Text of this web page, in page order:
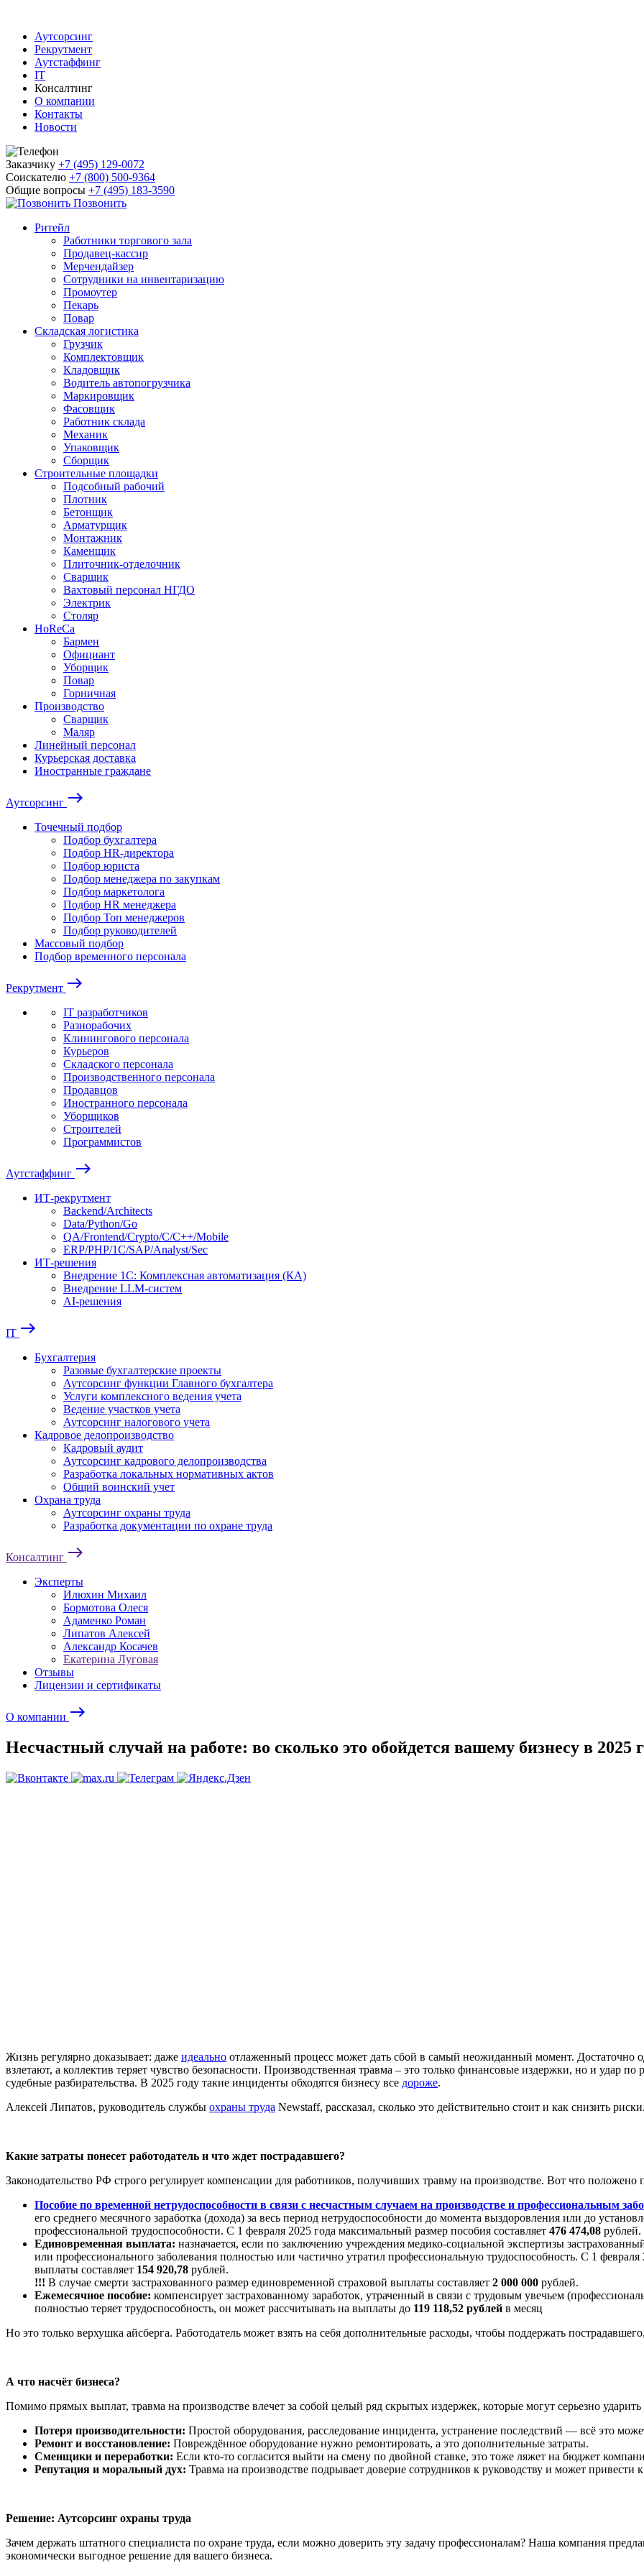
Аутсорсинг
Рекрутмент
Аутстаффинг
IT
Консалтинг
О компании
Контакты
Новости
Заказчику +7 (495) 129-0072
Соискателю +7 (800) 500-9364
Общие вопросы +7 (495) 183-3590
Позвонить
Ритейл
Работники торгового зала
Продавец-кассир
Мерчендайзер
Сотрудники на инвентаризацию
Промоутер
Пекарь
Повар
Складская логистика
Грузчик
Комплектовщик
Кладовщик
Водитель автопогрузчика
Маркировщик
Фасовщик
Работник склада
Механик
Упаковщик
Сборщик
Строительные площадки
Подсобный рабочий
Плотник
Бетонщик
Арматурщик
Монтажник
Каменщик
Плиточник-отделочник
Сварщик
Вахтовый персонал НГДО
Электрик
Столяр
HoReCa
Бармен
Официант
Уборщик
Повар
Горничная
Производство
Сварщик
Маляр
Линейный персонал
Курьерская доставка
Иностранные граждане
Аутсорсинг east
Точечный подбор
Подбор бухгалтера
Подбор HR-директора
Подбор юриста
Подбор менеджера по закупкам
Подбор маркетолога
Подбор HR менеджера
Подбор Топ менеджеров
Подбор руководителей
Массовый подбор
Подбор временного персонала
Рекрутмент east
IT разработчиков
Разнорабочих
Клинингового персонала
Курьеров
Складского персонала
Производственного персонала
Продавцов
Иностранного персонала
Уборщиков
Строителей
Программистов
Аутстаффинг east
ИТ-рекрутмент
Backend/Architects
Data/Python/Go
QA/Frontend/Crypto/C/C++/Mobile
ERP/PHP/1C/SAP/Analyst/Sec
ИТ-решения
Внедрение 1С: Комплексная автоматизация (КА)
Внедрение LLM-систем
AI-решения
IT east
Бухгалтерия
Разовые бухгалтерские проекты
Аутсорсинг функции Главного бухгалтера
Услуги комплексного ведения учета
Ведение участков учета
Аутсорсинг налогового учета
Кадровое делопроизводство
Кадровый аудит
Аутсорсинг кадрового делопроизводства
Разработка локальных нормативных актов
Общий воинский учет
Охрана труда
Аутсорсинг охраны труда
Разработка документации по охране труда
Консалтинг east
Эксперты
Илюхин Михаил
Бормотова Олеся
Адаменко Роман
Липатов Алексей
Александр Косачев
Екатерина Луговая
Отзывы
Лицензии и сертификаты
О компании east
Несчастный случай на работе: во сколько это обойдется вашему бизнесу в 2025
Жизнь регулярно доказывает: даже идеально отлаженный процесс может дать сбой в самый неожиданный момент. Достаточно
взлетают, а коллектив теряет чувство безопасности. Производственная травма – это только финансовые издержки, но и удар
судебные разбирательства. В 2025 году такие инциденты обходятся бизнесу все дороже.
Алексей Липатов, руководитель службы охраны труда Newstaff, рассказал, сколько это действительно стоит и как снизить
Какие затраты понесет работодатель и что ждет пострадавшего?
Законодательство РФ строго регулирует компенсации для работников, получивших травму на производстве. Вот что положено
Пособие по временной нетрудоспособности в связи с несчастным случаем на производстве и профессиональным
его среднего месячного заработка (дохода) за весь период нетрудоспособности до момента выздоровления или до
профессиональной трудоспособности. С 1 февраля 2025 года максимальный размер пособия составляет 476 474,08 рублей.
Единовременная выплата: назначается, если по заключению учреждения медико-социальной экспертизы
или профессионального заболевания полностью или частично утратил профессиональную трудоспособность. С 1
выплаты составляет 154 920,78 рублей.
!!! В случае смерти застрахованного размер единовременной страховой выплаты составляет 2 000 000 рублей.
Ежемесячное пособие: компенсирует застрахованному заработок, утраченный в связи с трудовым увечьем
полностью теряет трудоспособность, он может рассчитывать на выплаты до 119 118,52 рублей в месяц
Но это только верхушка айсберга. Работодатель может взять на себя дополнительные расходы, чтобы поддержать
А что насчёт бизнеса?
Помимо прямых выплат, травма на производстве влечет за собой целый ряд скрытых издержек, которые могут серьезно
Потеря производительности: Простой оборудования, расследование инцидента, устранение последствий — всё это
Ремонт и восстановление: Повреждённое оборудование нужно ремонтировать, а это дополнительные затраты.
Сменщики и переработки: Если кто-то согласится выйти на смену по двойной ставке, это тоже ляжет на бюджет
Репутация и моральный дух: Травма на производстве подрывает доверие сотрудников к руководству и может
Решение: Аутсорсинг охраны труда
Зачем держать штатного специалиста по охране труда, если можно доверить эту задачу профессионалам? Наша компания
экономически выгодное решение для вашего бизнеса.